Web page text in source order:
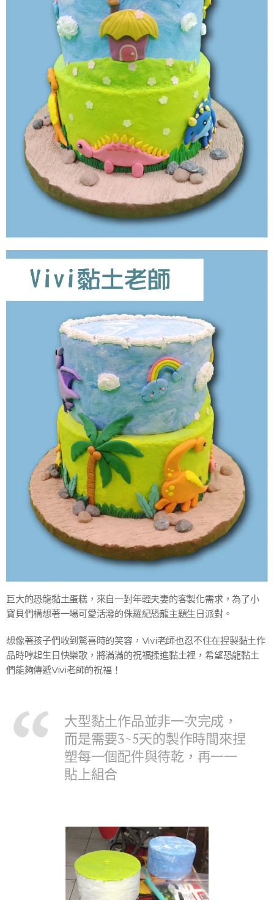
巨大的恐龍黏土蛋糕，來自一對年輕夫妻的客製化需求，為了小
寶貝們構想著一場可愛活潑的侏羅紀恐龍主題生日派對。
想像著孩子們收到驚喜時的笑容，Vivi老師也忍不住在捏製黏土作
品時哼起生日快樂歌，將滿滿的祝福揉進黏土裡，希望恐龍黏土
們能夠傳遞Vivi老師的祝福！
大型黏土作品並非一次完成，
而是需要3~5天的製作時間來捏
塑每一個配件與待乾，再一一
貼上組合